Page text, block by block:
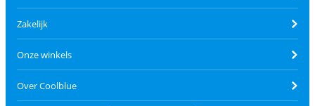
Zakelijk
Onze winkels
Over Coolblue